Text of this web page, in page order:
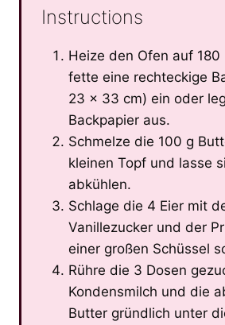
Instructions
Heize den Ofen auf 180
fette eine rechteckige
23 x 33 cm) ein oder
Backpapier aus.
Schmelze die 100 g
kleinen Topf und lasse
abkühlen.
Schlage die 4 Eier mit
Vanillezucker und der
einer großen Schüssel
Rühre die 3 Dosen
Kondensmilch und die
Butter gründlich unter